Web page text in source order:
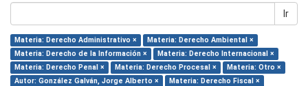
Ir
Materia: Derecho Administrativo ×
Materia: Derecho Ambiental ×
Materia: Derecho de la Información ×
Materia: Derecho Internacional ×
Materia: Derecho Penal ×
Materia: Derecho Procesal ×
Materia: Otro ×
Autor: González Galván, Jorge Alberto ×
Materia: Derecho Fiscal ×